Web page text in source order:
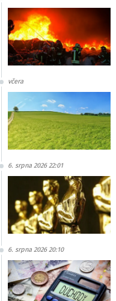
včera
6. srpna 2026 22:01
6. srpna 2026 20:10